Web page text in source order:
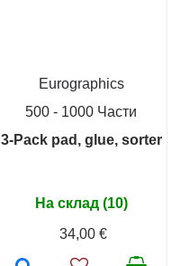
Eurographics
500 - 1000 Части
3-Pack pad, glue, sorter
На склад (10)
34,00 €